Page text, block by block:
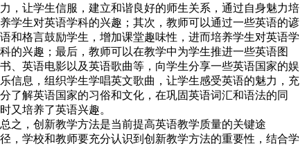
力，让学生信服，建立和谐良好的师生关系，通过自身魅力培
养学生对英语学科的兴趣；其次，教师可以通过一些英语的谚
语和格言鼓励学生，增加课堂趣味性，进而培养学生对英语学
科的兴趣；最后，教师可以在教学中为学生推进一些英语图
书、英语电影以及英语歌曲等，向学生分享一些英语国家的娱
乐信息，组织学生学唱英文歌曲，让学生感受英语的魅力，充
分了解英语国家的习俗和文化，在巩固英语词汇和语法的同
时又培养了英语兴趣。
总之，创新教学方法是当前提高英语教学质量的关键途
径，学校和教师要充分认识到创新教学方法的重要性，结合学